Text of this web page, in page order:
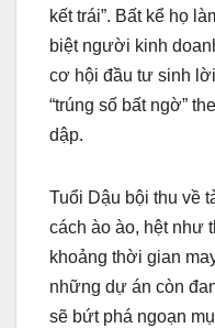
kết trái”. Bất kể họ
biệt người kinh
cơ hội đầu tư sinh
“trúng số bất ngờ”
dập.
Tuổi Dậu bội thu về
cách ào ào, hệt như
khoảng thời gian
những dự án còn
sẽ bứt phá ngoạn